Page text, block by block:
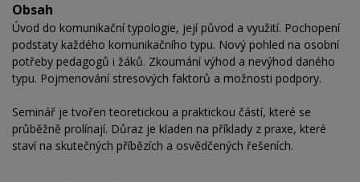
Obsah
Úvod do komunikační typologie, její původ a využití. Pochopení
podstaty každého komunikačního typu. Nový pohled na osobní
potřeby pedagogů i žáků. Zkoumání výhod a nevýhod daného
typu. Pojmenování stresových faktorů a možnosti podpory.
Seminář je tvořen teoretickou a praktickou částí, které se
průběžně prolínají. Důraz je kladen na příklady z praxe, které
staví na skutečných příbězích a osvědčených řešeních.